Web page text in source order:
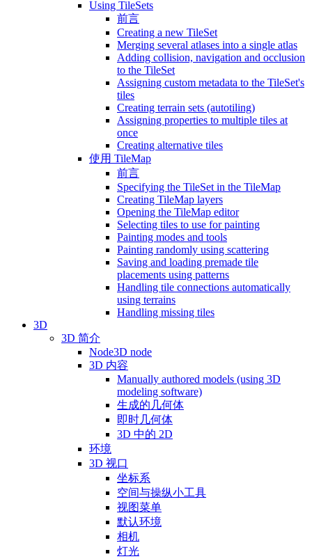
Using TileSets
前言
Creating a new TileSet
Merging several atlases into a single atlas
Adding collision, navigation and occlusion
to the TileSet
Assigning custom metadata to the TileSet's
tiles
Creating terrain sets (autotiling)
Assigning properties to multiple tiles at
once
Creating alternative tiles
使用 TileMap
前言
Specifying the TileSet in the TileMap
Creating TileMap layers
Opening the TileMap editor
Selecting tiles to use for painting
Painting modes and tools
Painting randomly using scattering
Saving and loading premade tile
placements using patterns
Handling tile connections automatically
using terrains
Handling missing tiles
3D
3D 简介
Node3D node
3D 内容
Manually authored models (using 3D
modeling software)
生成的几何体
即时几何体
3D 中的 2D
环境
3D 视口
坐标系
空间与操纵小工具
视图菜单
默认环境
相机
灯光